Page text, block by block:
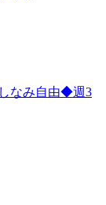
なみ自由◆週3